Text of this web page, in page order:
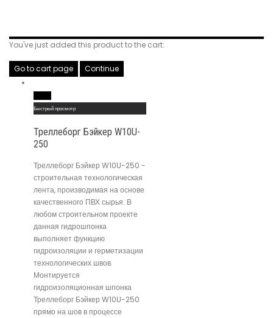
You've just added this product to the cart:
Go to cart page Continue
Быстрый просмотр
Треллеборг Бэйкер W10U-
250
Треллеборг Бэйкер W10U-250 -
строительная технологическая
лента, производимая на основе
качественного ПВХ сырья. В
любом строительном проекте
данная гидрошпонка
выполняет функцию
гидроизоляции и герметизации
технологических швов.
Монтируется
гидроизоляционная шпонка
Треллеборг Бэйкер W10U-250
прямо на шов в процессе